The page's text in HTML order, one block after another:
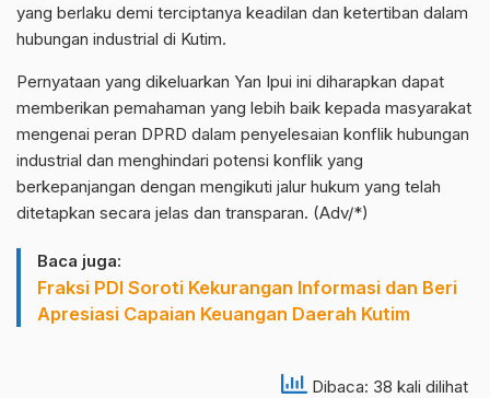
yang berlaku demi terciptanya keadilan dan ketertiban dalam
hubungan industrial di Kutim.
Pernyataan yang dikeluarkan Yan Ipui ini diharapkan dapat
memberikan pemahaman yang lebih baik kepada masyarakat
mengenai peran DPRD dalam penyelesaian konflik hubungan
industrial dan menghindari potensi konflik yang
berkepanjangan dengan mengikuti jalur hukum yang telah
ditetapkan secara jelas dan transparan. (Adv/*)
Baca juga:
Fraksi PDI Soroti Kekurangan Informasi dan Beri
Apresiasi Capaian Keuangan Daerah Kutim
Dibaca: 38 kali dilihat